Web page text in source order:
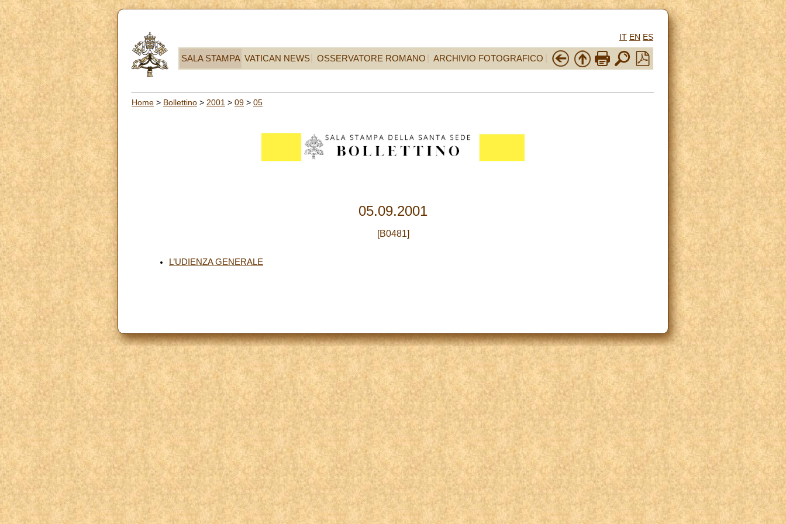
IT EN ES
SALA STAMPA VATICAN NEWS OSSERVATORE ROMANO ARCHIVIO FOTOGRAFICO
Home > Bollettino > 2001 > 09 > 05
05.09.2001
[B0481]
L’UDIENZA GENERALE